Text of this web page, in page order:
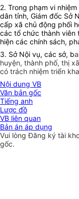
2. Trong phạm vi
dân tỉnh, Giám đốc Sở
cấp xã chủ động phối
các tổ chức thành viên
hiện các chính sách,
3. Sở Nội vụ, các sở, b
huyện, thành phố, thị
có trách nhiệm triển
Nội dung VB
Văn bản gốc
Tiếng anh
Lược đồ
VB liên quan
Bản án áp dụng
Vui lòngĐăng ký tài
gốc.